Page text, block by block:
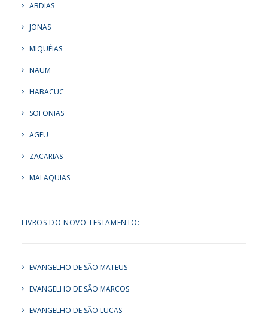
ABDIAS
JONAS
MIQUÉIAS
NAUM
HABACUC
SOFONIAS
AGEU
ZACARIAS
MALAQUIAS
LIVROS DO NOVO TESTAMENTO:
EVANGELHO DE SÃO MATEUS
EVANGELHO DE SÃO MARCOS
EVANGELHO DE SÃO LUCAS